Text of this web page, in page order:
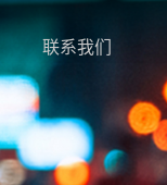
联系我们